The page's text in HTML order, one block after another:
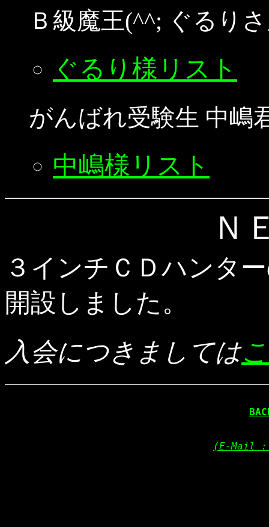
Ｂ級魔王(^^; ぐるり
ぐるり様リスト
がんばれ受験生 中嶋
中嶋様リスト
Ｎ
３インチＣＤハンタ
開設しました。
入会につきましては
(E-Mail :